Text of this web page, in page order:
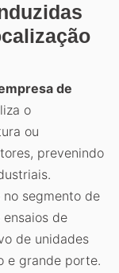
de
o
ou
prevenindo
segmento de
de
de unidades
e grande porte.